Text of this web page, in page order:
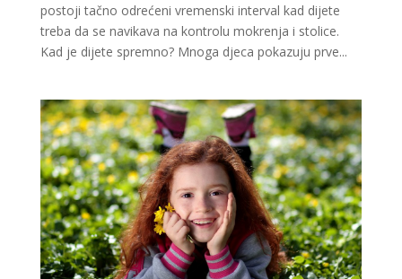
postoji tačno odrećeni vremenski interval kad dijete
treba da se navikava na kontrolu mokrenja i stolice.
Kad je dijete spremno? Mnoga djeca pokazuju prve...